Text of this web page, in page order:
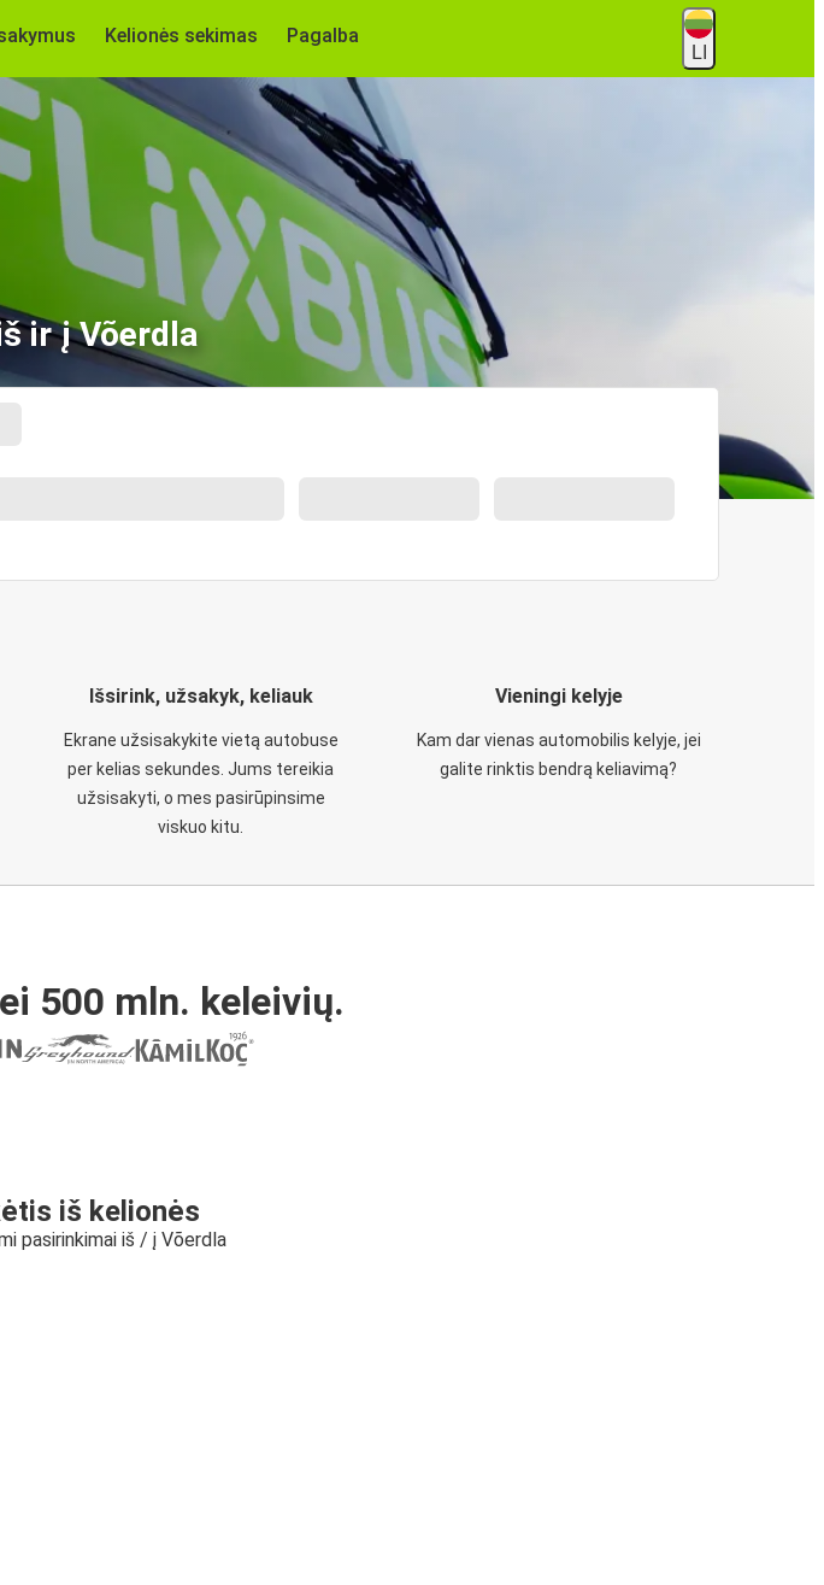
Kelionės sekimas Pagalba
LI
ir į Võerdla
Išsirink, užsakyk, keliauk
Ekrane užsisakykite vietą autobuse
per kelias sekundes. Jums tereikia
užsisakyti, o mes pasirūpinsime
viskuo kitu.
Vieningi kelyje
Kam dar vienas automobilis kelyje, jei
galite rinktis bendrą keliavimą?
500 mln. keleivių.
iš kelionės
pasirinkimai iš / į Võerdla